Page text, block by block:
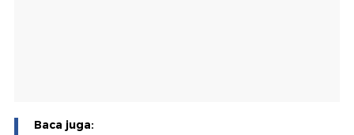
Baca juga: